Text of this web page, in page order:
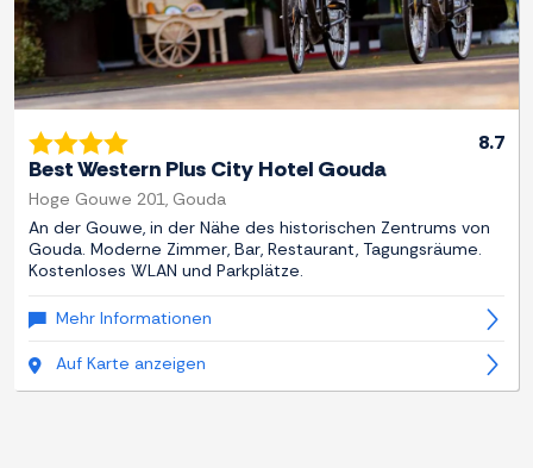
8.7
Best Western Plus City Hotel Gouda
Hoge Gouwe 201, Gouda
An der Gouwe, in der Nähe des historischen Zentrums von
Gouda. Moderne Zimmer, Bar, Restaurant, Tagungsräume.
Kostenloses WLAN und Parkplätze.
Mehr Informationen
Auf Karte anzeigen